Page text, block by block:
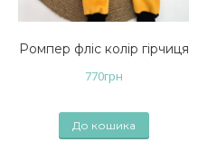
Ромпер фліс колір гірчиця
770грн
До кошика